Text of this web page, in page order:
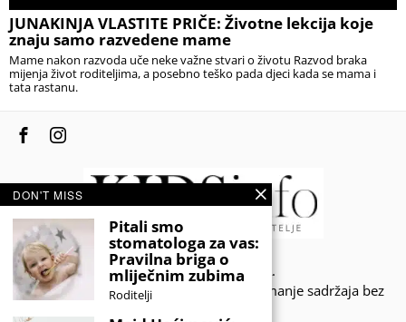
JUNAKINJA VLASTITE PRIČE: Životne lekcija koje
znaju samo razvedene mame
Mame nakon razvoda uče neke važne stvari o životu Razvod braka
mijenja život roditeljima, a posebno teško pada djeci kada se mama i
tata rastanu.
© 2020 - KIDSINFO.BA.
Sva prava zadržana. Zabranjeno preuzimanje sadržaja bez
DON'T MISS
Pitali smo
stomatologa za vas:
Pravilna briga o
mliječnim zubima
Roditelji